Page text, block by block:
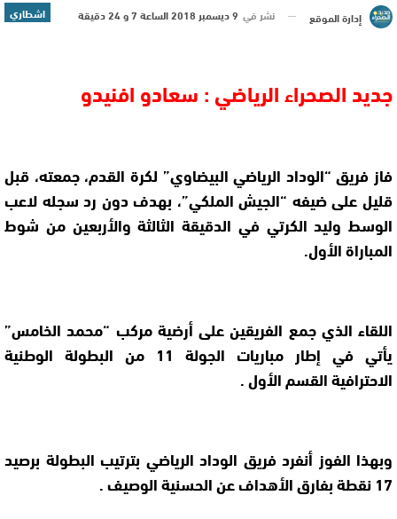
اشطاري إدارة الموقع نشر في 9 ديسمبر 2018 الساعة 7 و 24 دقيقة
جديد الصحراء الرياضي : سعادو افنيدو
فاز فريق “الوداد الرياضي البيضاوي” لكرة القدم، جمعته، قبل
قليل على ضيفه “الجيش الملكي”، بهدف دون رد سجله لاعب
الوسط وليد الكرتي في الدقيقة الثالثة والأربعين من شوط
المباراة الأول.
اللقاء الذي جمع الفريقين على أرضية مركب “محمد الخامس”
يأتي في إطار مباريات الجولة 11 من البطولة الوطنية
الاحترافية القسم الأول .
وبهذا الفوز أنفرد فريق الوداد الرياضي بترتيب البطولة برصيد
17 نقطة بفارق الأهداف عن الحسنية الوصيف .